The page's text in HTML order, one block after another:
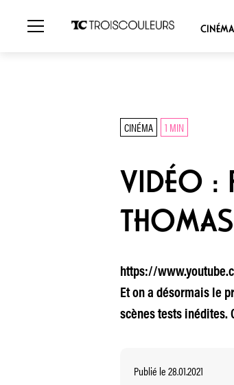
CINÉMA
CINÉMA 1 MIN
VIDÉO :
https://
Et on a désormais le
scènes tests inédites.
Publié le 28.01.2021